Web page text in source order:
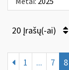
20 Įrašų(-ai)
1 ... 7 8